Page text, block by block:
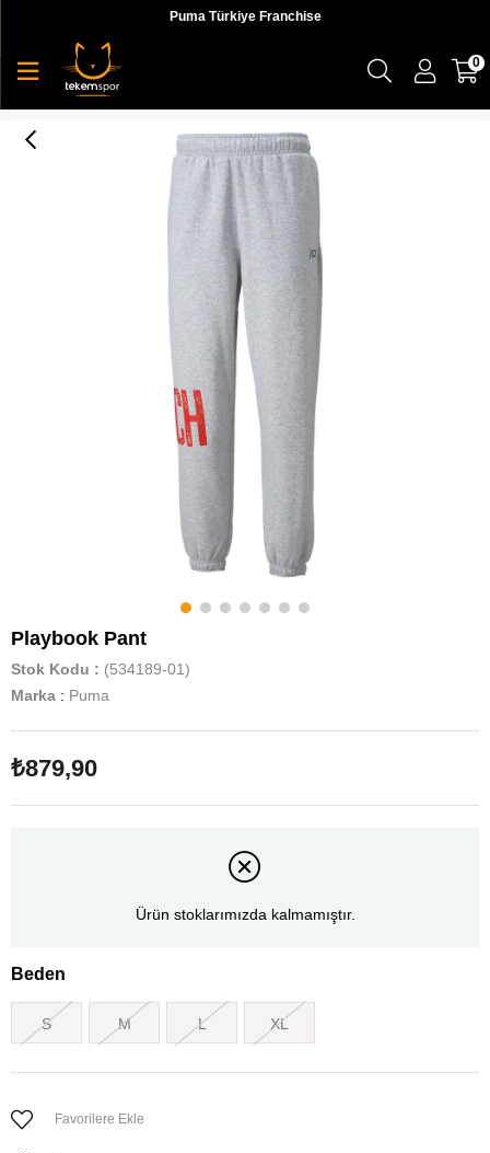
Puma Türkiye Franchise
0
Playbook Pant
Stok Kodu
(534189-01)
Marka : Puma
₺879,90
Ürün stoklarımızda kalmamıştır.
Beden
S M L XL
Favorilere Ekle